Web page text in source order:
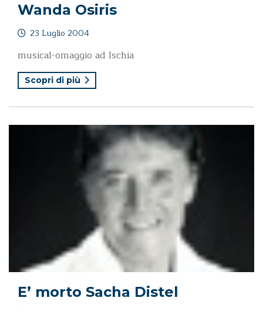
Wanda Osiris
23 Luglio 2004
musical-omaggio ad Ischia
Scopri di più
E’ morto Sacha Distel